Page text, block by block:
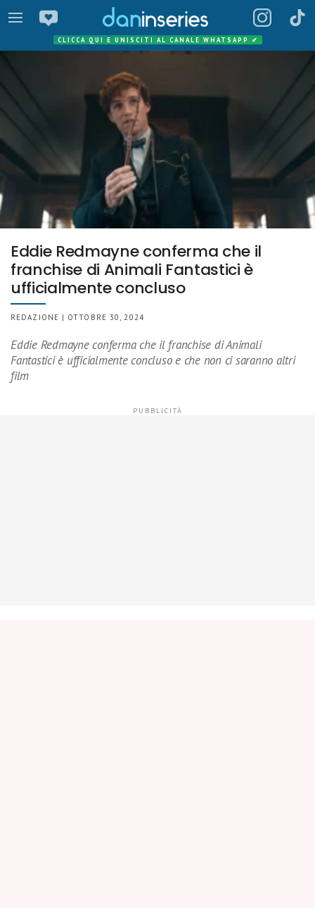
CLICCA QUI E UNISCITI AL CANALE WHATSAPP ✔
Eddie Redmayne conferma che il
franchise di Animali Fantastici è
ufficialmente concluso
REDAZIONE | OTTOBRE 30, 2024
Eddie Redmayne conferma che il franchise di Animali
Fantastici è ufficialmente concluso e che non ci saranno altri
film